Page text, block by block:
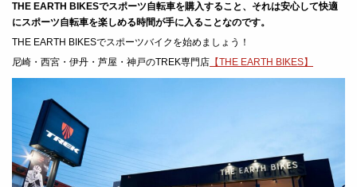
THE EARTH BIKESでスポーツ自転車を購入すること、それは安心して快適
にスポーツ自転車を楽しめる時間が手に入ることなのです。
THE EARTH BIKESでスポーツバイクを始めましょう！
尼崎・西宮・伊丹・芦屋・神戸のTREK専門店 【THE EARTH BIKES】